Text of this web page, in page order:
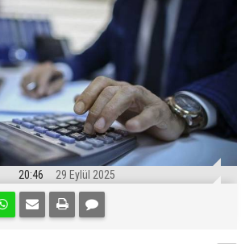
20:46 29 Eylül 2025